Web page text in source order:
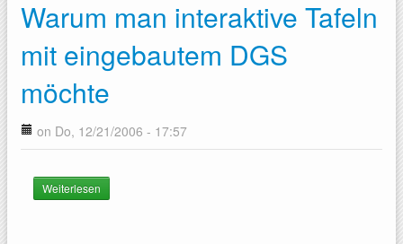
Warum man interaktive Tafeln
mit eingebautem DGS
möchte
on Do, 12/21/2006 - 17:57
Weiterlesen